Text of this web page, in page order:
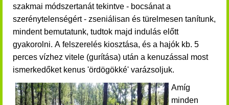
szakmai módszertanát tekintve - bocsánat a
szerénytelenségért - zseniálisan és türelmesen tanítunk,
mindent bemutatunk, tudtok majd indulás előtt
gyakorolni. A felszerelés kiosztása, és a hajók kb. 5
perces vízhez vitele (gurítása) után a kenuzással most
ismerkedőketkenus 'ördögökké' varázsoljuk.
Amíg
minden